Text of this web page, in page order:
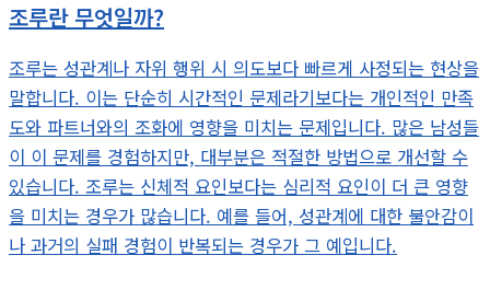
조루란 무엇일까?
조루는 성관계나 자위 행위 시 의도보다 빠르게 사정되는 현상을
말합니다. 이는 단순히 시간적인 문제라기보다는 개인적인 만족
도와 파트너와의 조화에 영향을 미치는 문제입니다. 많은 남성들
이 이 문제를 경험하지만, 대부분은 적절한 방법으로 개선할 수
있습니다. 조루는 신체적 요인보다는 심리적 요인이 더 큰 영향
을 미치는 경우가 많습니다. 예를 들어, 성관계에 대한 불안감이
나 과거의 실패 경험이 반복되는 경우가 그 예입니다.